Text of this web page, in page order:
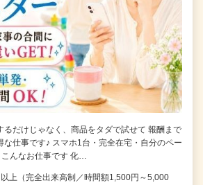
だけじゃなく、商品をタダで試せて 報酬まで
な仕事です♪ スマホ1台・完全在宅・自分のペー
んなお仕事です 化…
上（完全出来高制／時間額1,500円～5,000